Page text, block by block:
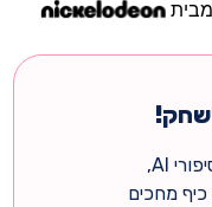
עולם שלם של STEM, סיפורי AI,
כיף מחכים